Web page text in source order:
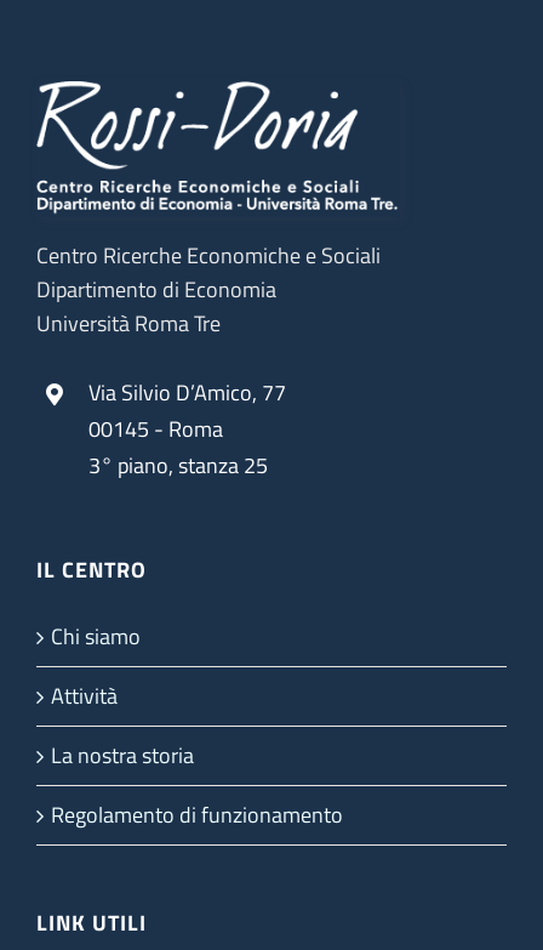
Centro Ricerche Economiche e Sociali
Dipartimento di Economia
Università Roma Tre
Via Silvio D’Amico, 77
00145 - Roma
3° piano, stanza 25
IL CENTRO
Chi siamo
Attività
La nostra storia
Regolamento di funzionamento
LINK UTILI